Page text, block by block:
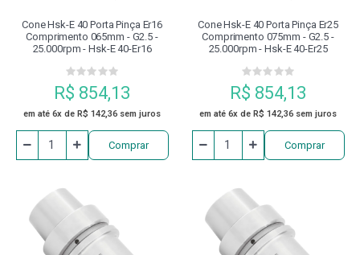
Cone Hsk-E 40 Porta Pinça Er16
Comprimento 065mm - G2.5 -
25.000rpm - Hsk-E 40-Er16
R$ 854,13
em até 6x de R$ 142,36 sem juros
Comprar
Cone Hsk-E 40 Porta Pinça Er25
Comprimento 075mm - G2.5 -
25.000rpm - Hsk-E 40-Er25
R$ 854,13
em até 6x de R$ 142,36 sem juros
Comprar